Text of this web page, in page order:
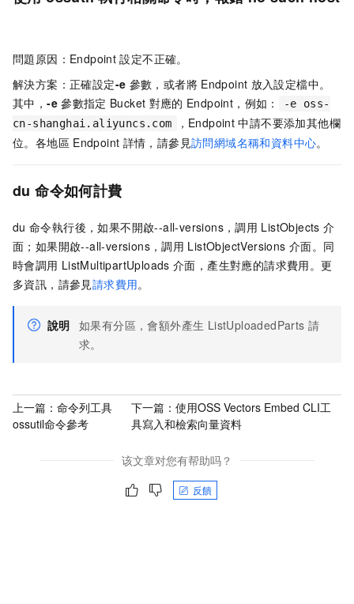
問題原因：Endpoint 設定不正確。
解決方案：正確設定-e 參數，或者將 Endpoint 放入設定檔中。
其中，-e 參數指定 Bucket 對應的 Endpoint，例如：
-e oss-
cn-shanghai.aliyuncs.com
，Endpoint 中請不要添加其他欄
位。各地區 Endpoint 詳情，請參見訪問網域名稱和資料中心。
du 命令如何計費
du 命令執行後，如果不開啟--all-versions，調用 ListObjects 介
面；如果開啟--all-versions，調用 ListObjectVersions 介面。同
時會調用 ListMultipartUploads 介面，產生對應的請求費用。更
多資訊，請參見請求費用。
說明 如果有分區，會額外產生 ListUploadedParts 請
求。
上一篇： 命令列工具
ossutil命令參考
下一篇：使用OSS Vectors Embed CLI工
具寫入和檢索向量資料
该文章对您有帮助吗？
反饋